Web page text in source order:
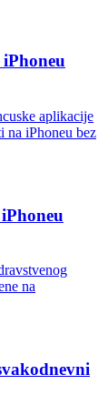
aplikacije
na iPhoneu bez
na